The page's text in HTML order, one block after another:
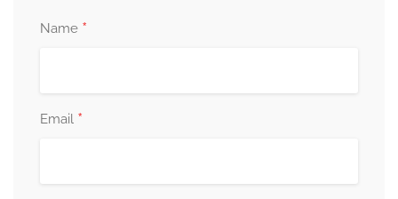
Name *
Email *